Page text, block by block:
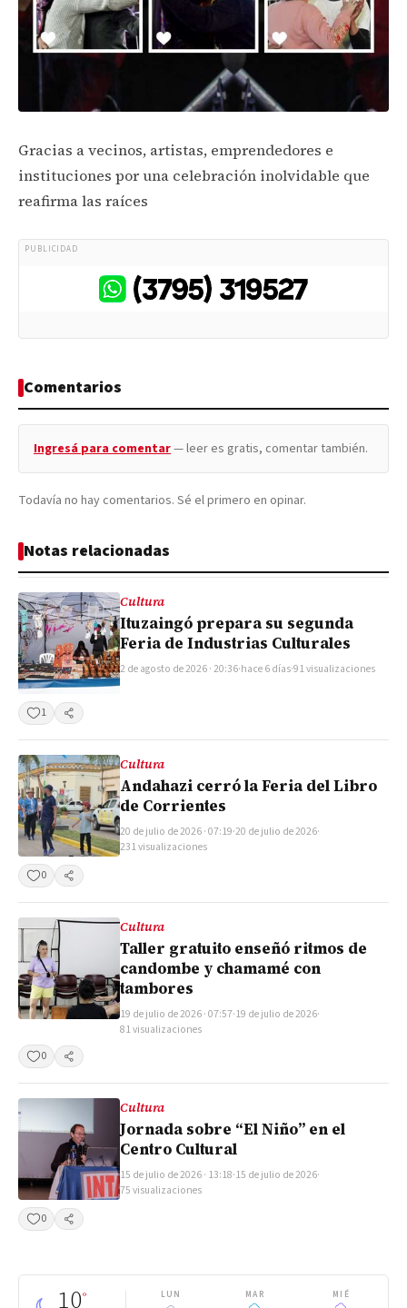
Gracias a vecinos, artistas, emprendedores e
instituciones por una celebración inolvidable que
reafirma las raíces
PUBLICIDAD
Comentarios
Ingresá para comentar— leer es gratis, comentar también.
Todavía no hay comentarios. Sé el primero en opinar.
Notas relacionadas
Cultura
Ituzaingó prepara su segunda
Feria de Industrias Culturales
2 de agosto de 2026 · 20:36·hace 6 días·91 visualizaciones
1 Compartir
Cultura
Andahazi cerró la Feria del Libro
de Corrientes
20 de julio de 2026 · 07:19·20 de julio de 2026·
231 visualizaciones
0
Compartir
Cultura
Taller gratuito enseñó ritmos de
candombe y chamamé con
tambores
19 de julio de 2026 · 07:57·19 de julio de 2026·
81 visualizaciones
0
Compartir
Cultura
Jornada sobre “El Niño” en el
Centro Cultural
15 de julio de 2026 · 13:18·15 de julio de 2026·
75 visualizaciones
0
Compartir
10° LUN MAR MIÉ